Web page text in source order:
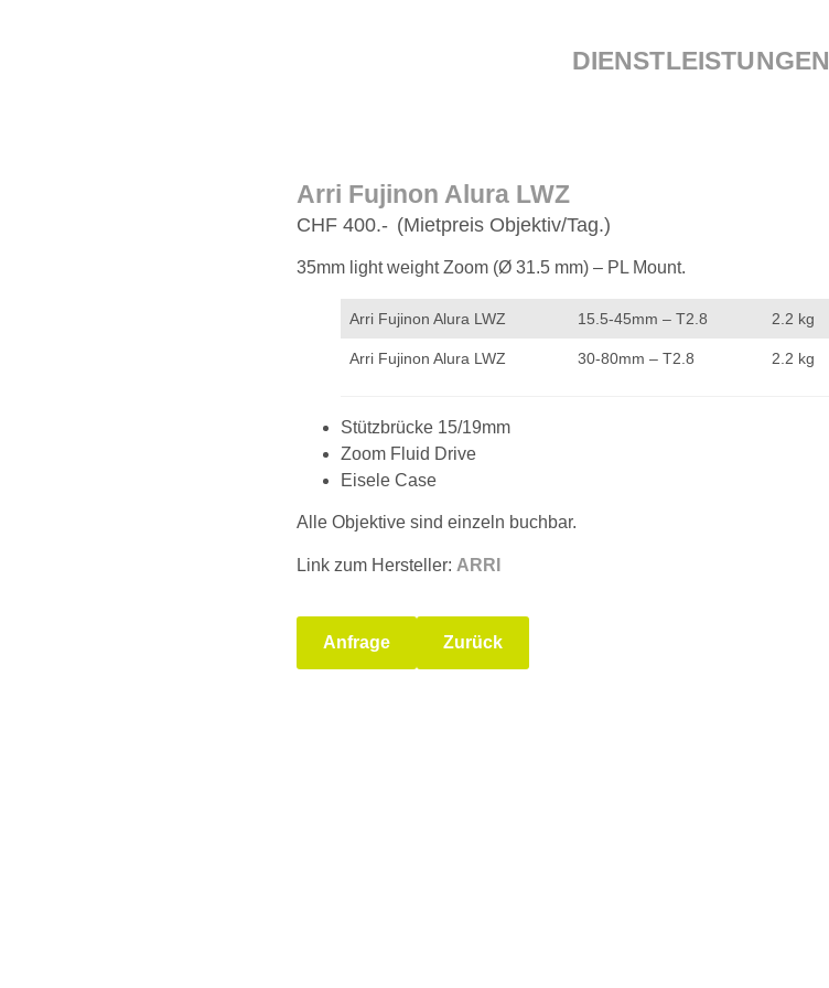
DIENSTLEISTUNGEN
Arri Fujinon Alura LWZ
CHF 400.- (Mietpreis Objektiv/Tag.)
35mm light weight Zoom (Ø 31.5 mm) – PL Mount.
Arri Fujinon Alura LWZ 15.5-45mm – T2.8 2.2 kg
Arri Fujinon Alura LWZ 30-80mm – T2.8 2.2 kg
Stützbrücke 15/19mm
Zoom Fluid Drive
Eisele Case
Alle Objektive sind einzeln buchbar.
Link zum Hersteller: ARRI
Anfrage Zurück